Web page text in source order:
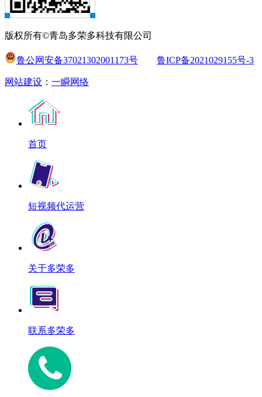
版权所有©青岛多荣多科技有限公司
鲁公网安备37021302001173号 鲁ICP备2021029155号-3
网站建设 ： 一瞬网络
首页
短视频代运营
关于多荣多
联系多荣多